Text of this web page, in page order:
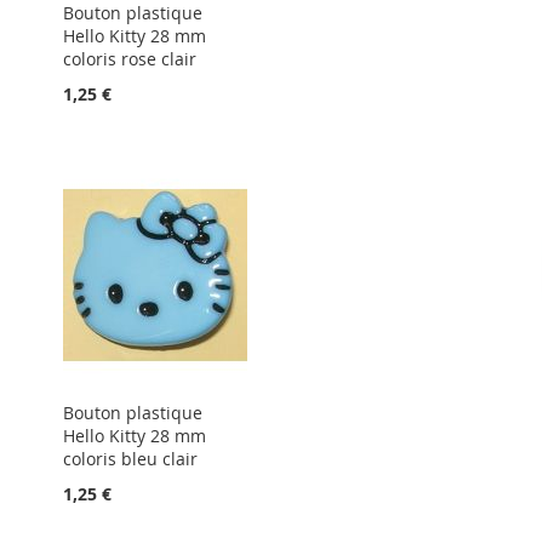
Bouton plastique
Hello Kitty 28 mm
coloris rose clair
1,25 €
Bouton plastique
Hello Kitty 28 mm
coloris bleu clair
1,25 €